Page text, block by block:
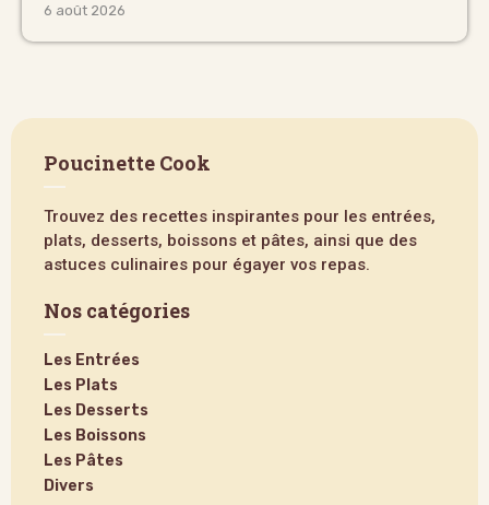
6 août 2026
Poucinette Cook
Trouvez des recettes inspirantes pour les entrées,
plats, desserts, boissons et pâtes, ainsi que des
astuces culinaires pour égayer vos repas.
Nos catégories
Les Entrées
Les Plats
Les Desserts
Les Boissons
Les Pâtes
Divers